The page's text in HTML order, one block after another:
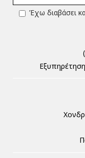
Έχω διαβάσει